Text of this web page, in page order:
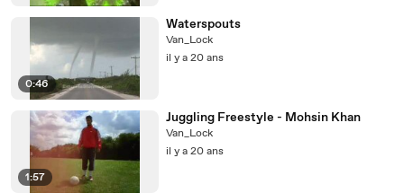
0:46
Waterspouts
Van_Lock
il y a 20 ans
1:57
Juggling Freestyle - Mohsin Khan
Van_Lock
il y a 20 ans